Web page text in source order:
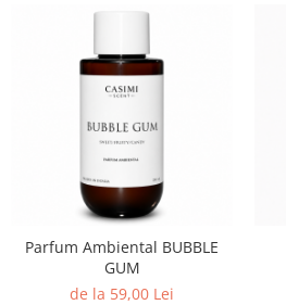
Parfum Ambiental BUBBLE
GUM
de la 59,00 Lei